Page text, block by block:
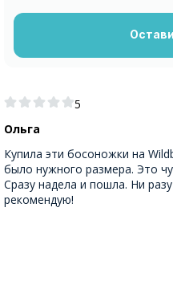
5
Ольга
Купила эти босоножки на
было нужного размера. Это
Сразу надела и пошла. Ни
рекомендую!